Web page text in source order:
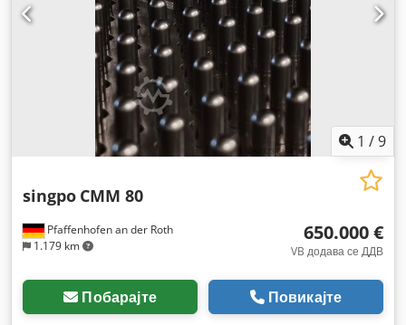
1 /9
Pfaffenhofen an der Roth
1.179 km
singpo CMM 80
650.000 €
VB додава се ДДВ
Побарајте Повикајте